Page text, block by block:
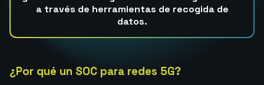
a través de herramientas de recogida de
datos.
¿Por qué un SOC para redes 5G?